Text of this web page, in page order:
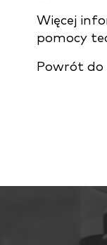
Więcej
pomocy
Powrót do